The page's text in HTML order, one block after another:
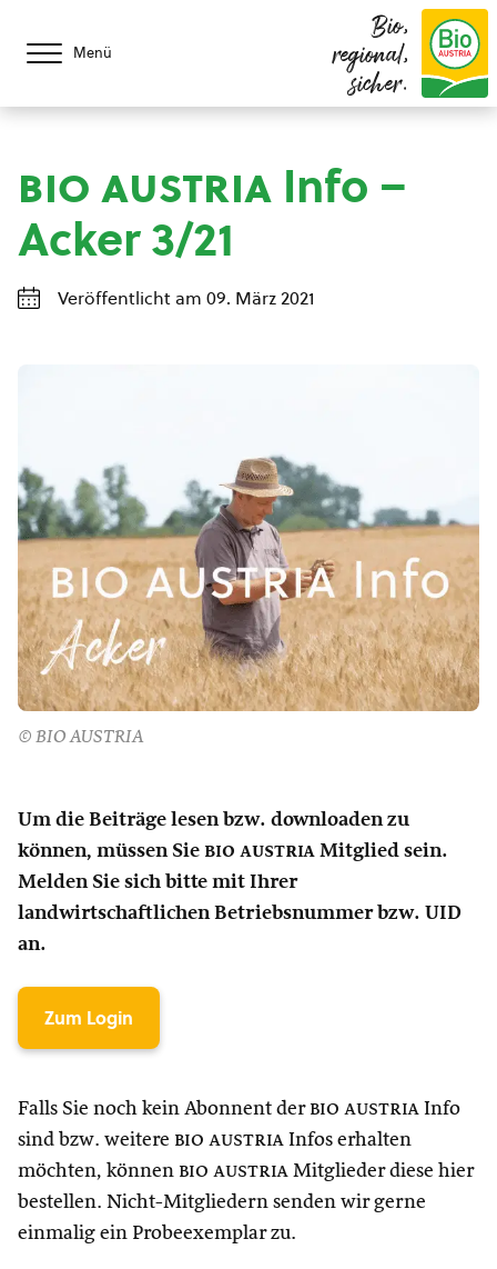
Menü
Bio,
regional,
sicher.
bio austria Info –
Acker 3/21
Veröffentlicht am 09. März 2021
© BIO AUSTRIA
Um die Beiträge lesen bzw. downloaden zu
können, müssen Sie bio austria Mitglied sein.
Melden Sie sich bitte mit Ihrer
landwirtschaftlichen Betriebsnummer bzw. UID
an.
Zum Login
Falls Sie noch kein Abonnent der bio austria Info
sind bzw. weitere bio austria Infos erhalten
möchten, können bio austria Mitglieder diese hier
bestellen. Nicht-Mitgliedern senden wir gerne
einmalig ein Probeexemplar zu.